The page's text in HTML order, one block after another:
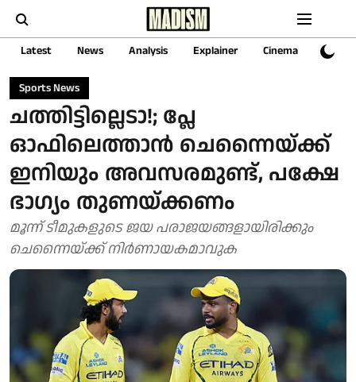
Latest News Analysis Explainer Cinema Sports
Sports News
ചത്തിട്ടില്ലെടാ!; പ്ലേ
ഓഫിലെത്താന്‍ ചെന്നൈയ്ക്ക്
ഇനിയും അവസരമുണ്ട്, പക്ഷേ
ഭാഗ്യം തുണയ്ക്കണം
മൂന്ന് ടീമുകളുടെ ജയ പരാജയങ്ങളായിരിക്കും
ചെന്നൈയ്ക്ക് നിർണായകമാവുക